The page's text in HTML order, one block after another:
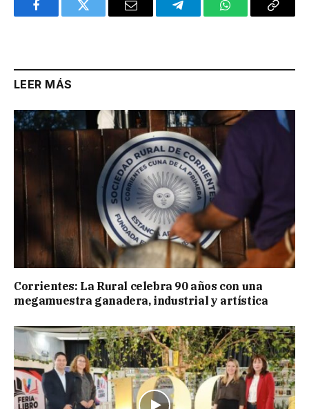
FacebookTwitter Email TelegramWhatsAppCopy
LEER MÁS
Corrientes: La Rural celebra 90 años con una
megamuestra ganadera, industrial y artística